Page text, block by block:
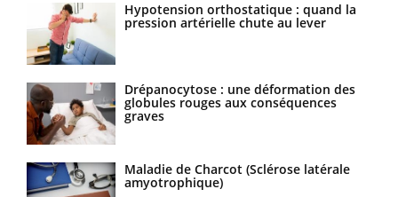
Hypotension orthostatique : quand la
pression artérielle chute au lever
Drépanocytose : une déformation des
globules rouges aux conséquences
graves
Maladie de Charcot (Sclérose latérale
amyotrophique)